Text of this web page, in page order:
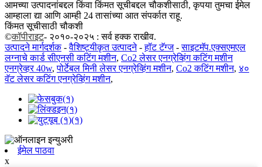
आमच्या उत्पादनांबद्दल किंवा किंमत सूचीबद्दल चौकशीसाठी, कृपया तुमचा ईमेल
आम्हाला द्या आणि आम्ही 24 तासांच्या आत संपर्कात राहू.
किंमत सूचीसाठी चौकशी
©कॉपीराइट- २०१०-२०२५ : सर्व हक्क राखीव.
उत्पादने मार्गदर्शक-वैशिष्ट्यीकृत उत्पादने-हॉट टॅग्ज-साइटमॅप.एक्सएमएल
लग्नाचे कार्ड सीएनसी कटिंग मशीन, Co2 लेसर एनग्रेव्हिंग कटिंग मशीन
एनग्रेव्हर 40w,पोर्टेबल मिनी लेसर एनग्रेव्हिंग मशीन, Co2 कटिंग मशीन, ४०
वॅट लेसर कटिंग एनग्रेव्हिंग मशीन,
ईमेल पाठवा
x